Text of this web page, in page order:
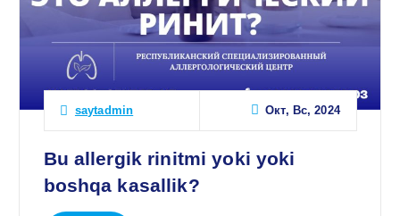
saytadmin Окт, Вс, 2024
Bu allergik rinitmi yoki yoki
boshqa kasallik?